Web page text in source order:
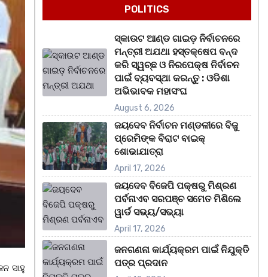
ସାହୁ
POLITICS
ସ୍କାଉଟ ଆଣ୍ଡ ଗାଇଡ଼ ନିର୍ବାଚନରେ
ମନ୍ତ୍ରୀ ଅଯଥା ହସ୍ତକ୍ଷେପ ବନ୍ଦ
କରି ସ୍ୱଚ୍ଛ ଓ ନିରପେକ୍ଷ ନିର୍ବାଚନ
ପାଇଁ ବ୍ୟବସ୍ଥା କରନ୍ତୁ : ଓଡିଶା
ଅଭିଭାବକ ମହାସଂଘ
August 6, 2026
ଜୟଦେବ ନିର୍ବାଚନ ମଣ୍ଡଳୀରେ ବିଜୁ
ପ୍ରେମିଙ୍କ ବିରାଟ ବାଇକ୍
ଶୋଭାଯାତ୍ରା
April 17, 2026
ଜୟଦେବ ବିଜେପି ପକ୍ଷରୁ ମିଶ୍ରଣ
ପର୍ବନାଏବ ସରପଞ୍ଚ ସମେତ ମିଶିଲେ
ୱାର୍ଡ ସଭ୍ୟ/ସଭ୍ୟା
April 17, 2026
ଜନଗଣନା କାର୍ଯ୍ୟକ୍ରମ ପାଇଁ ନିଯୁକ୍ତି
ପତ୍ର ପ୍ରଦାନ